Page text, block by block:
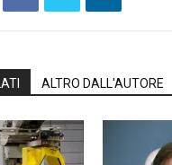
ALTRO DALL'AUTORE